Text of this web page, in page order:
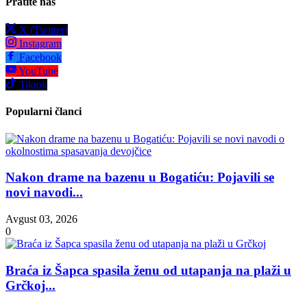
X (Twitter)
Instagram
Facebook
YouTube
Tiktok
Popularni članci
Nakon drame na bazenu u Bogatiću: Pojavili se
novi navodi...
Avgust 03, 2026
0
Braća iz Šapca spasila ženu od utapanja na plaži u
Grčkoj...